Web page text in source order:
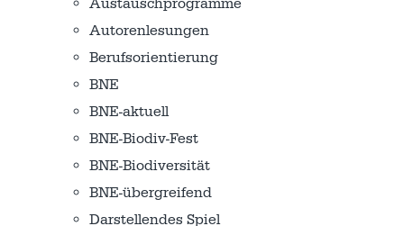
Austausch­programme
Autorenlesungen
Berufsorientierung
BNE
BNE-aktuell
BNE-Biodiv-Fest
BNE-Biodiversität
BNE-übergreifend
Darstellendes Spiel